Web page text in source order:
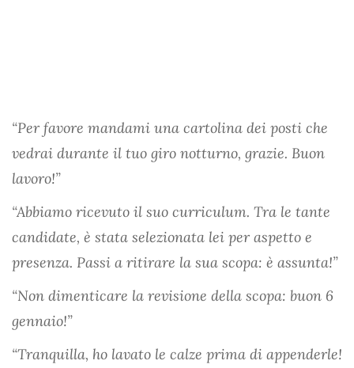
“Per favore mandami una cartolina dei posti che
vedrai durante il tuo giro notturno, grazie. Buon
lavoro!”
“Abbiamo ricevuto il suo curriculum. Tra le tante
candidate, è stata selezionata lei per aspetto e
presenza. Passi a ritirare la sua scopa: è assunta!”
“Non dimenticare la revisione della scopa: buon 6
gennaio!”
“Tranquilla, ho lavato le calze prima di appenderle!